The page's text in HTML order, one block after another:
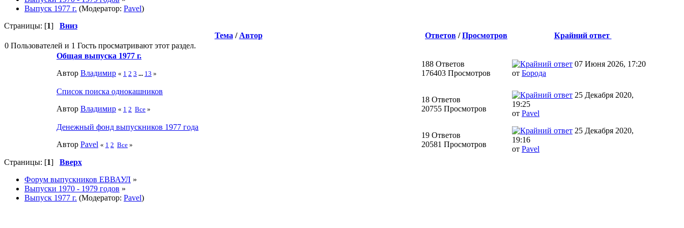
Выпуск 1977 г. (Модератор: Pavel)
Страницы: [1] Вниз
Тема / Автор Ответов /Просмотров
Крайний ответ
0 Пользователей и 1 Гость просматривают этот раздел.
Общая выпуска 1977 г.
Автор Влaдимир « 1 2 3 ... 13 »
188 Ответов
176403 Просмотров
07 Июня 2026, 17:20
от Борода
Список поиска однокашников
Автор Влaдимир « 1 2 Все »
18 Ответов
20755 Просмотров
25 Декабря 2020,
19:25
от Pavel
Денежный фонд выпускников 1977 года
Автор Pavel « 1 2 Все »
19 Ответов
20581 Просмотров
25 Декабря 2020,
19:16
от Pavel
Страницы: [1] Вверх
Форум выпускников ЕВВАУЛ »
Выпуски 1970 - 1979 годов »
Выпуск 1977 г. (Модератор: Pavel)